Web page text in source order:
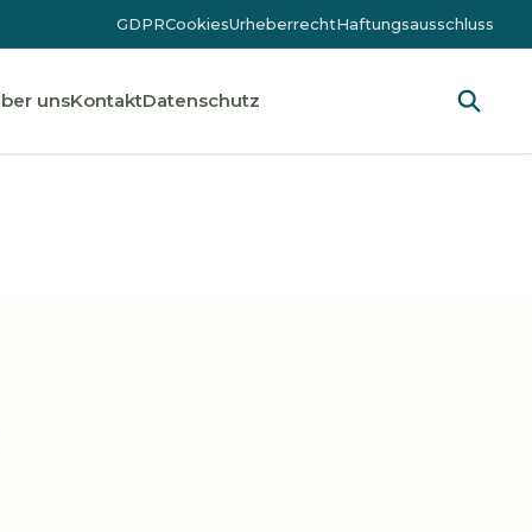
GDPRCookiesUrheberrechtHaftungsausschluss
unsKontaktDatenschutz